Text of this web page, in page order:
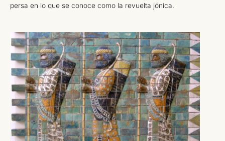
persa en lo que se conoce como la revuelta jónica.